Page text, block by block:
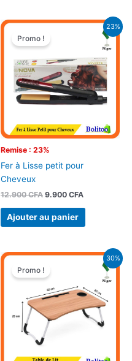
23%
Remise : 23%
Promo !
Fer à Lisse petit pour
Cheveux
12.900CFA
Le
initial
12.900 CFA.
9.900 CFA
Le
actuel
9.900 CFA.
Ajouter au panier
30%
Promo !
Le
initial
14.900 CFA.
Le
actuel
10.500 CFA.